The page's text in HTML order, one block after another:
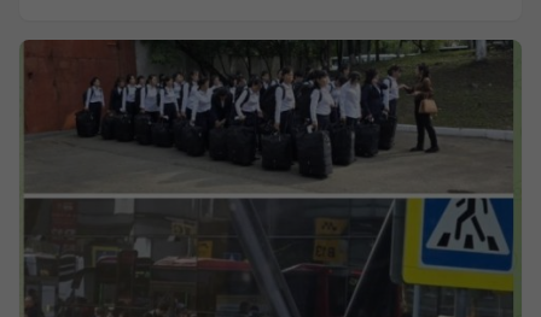
включително газовото находище „Бугроватое“ и седем
подстанции, са извън строя. Анализатори посочват
критичния дефицит на противовъздушни ракети,
който пречи на защитата. Реалните мащаби на
разрушенията остават обект на различни